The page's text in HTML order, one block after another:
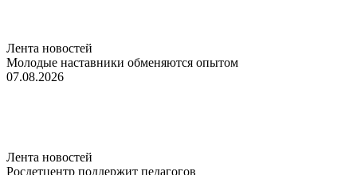
Лента новостей
Молодые наставники обменяются опытом
07.08.2026
Лента новостей
Росдетцентр поддержит педагогов